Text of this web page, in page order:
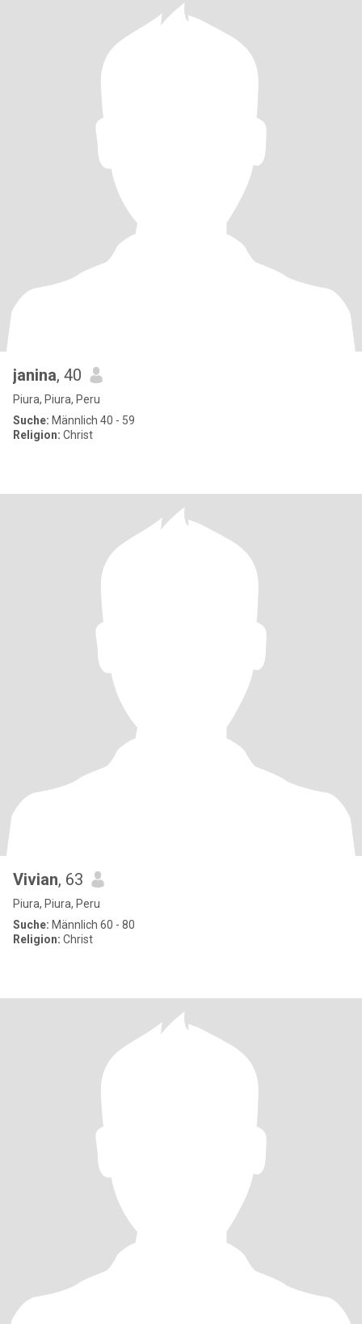
janina, 40
Piura, Piura, Peru
Suche: Männlich 40 - 59
Religion: Christ
Vivian, 63
Piura, Piura, Peru
Suche: Männlich 60 - 80
Religion: Christ